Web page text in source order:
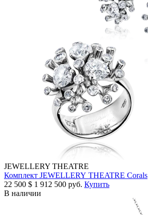
JEWELLERY THEATRE
Комплект JEWELLERY THEATRE Corals
22 500 $ 1 912 500 руб. Купить
В наличии